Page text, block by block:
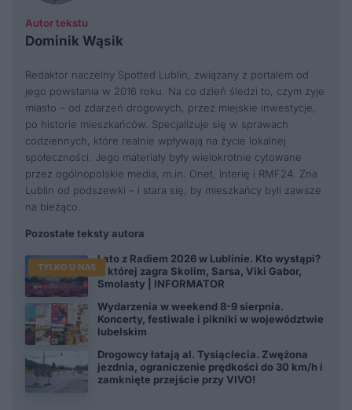
Autor tekstu
Dominik Wąsik
Redaktor naczelny Spotted Lublin, związany z portalem od
jego powstania w 2016 roku. Na co dzień śledzi to, czym żyje
miasto – od zdarzeń drogowych, przez miejskie inwestycje,
po historie mieszkańców. Specjalizuje się w sprawach
codziennych, które realnie wpływają na życie lokalnej
społeczności. Jego materiały były wielokrotnie cytowane
przez ogólnopolskie media, m.in. Onet, Interię i RMF24. Zna
Lublin od podszewki – i stara się, by mieszkańcy byli zawsze
na bieżąco.
Pozostałe teksty autora
TYLKO U NAS
Lato z Radiem 2026 w Lublinie. Kto wystąpi?
O której zagra Skolim, Sarsa, Viki Gabor,
Smolasty | INFORMATOR
Wydarzenia w weekend 8-9 sierpnia.
Koncerty, festiwale i pikniki w województwie
lubelskim
Drogowcy łatają al. Tysiąclecia. Zwężona
jezdnia, ograniczenie prędkości do 30 km/h i
zamknięte przejście przy VIVO!